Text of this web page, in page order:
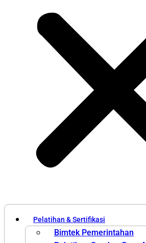
Pelatihan & Sertifikasi
Bimtek Pemerintahan